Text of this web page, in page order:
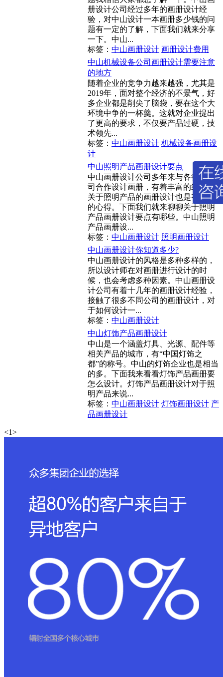
册设计公司经过多年的画册设计经
验，对中山设计一本画册多少钱的问
题有一定的了解，下面我们就来分享
一下。中山...
标签： 中山画册设计 画册设计费用
中山机械设备公司画册设计需要注意
的地方
随着企业的竞争力越来越强，尤其是
2019年，面对整个经济的不景气，好
多企业都是削尖了脑袋，要在这个大
环境中争的一杯羹。这就对企业提出
了更高的要求，不仅要产品过硬，技
术领先...
标签： 中山画册设计 机械设备画册设
计
中山照明产品画册设计要点
中山画册设计公司多年来与各行业公
司合作设计画册，有着丰富的经验。
关于照明产品的画册设计也是有一定
的心得。下面我们就来聊聊关于照明
产品画册设计要点有哪些。中山照明
产品画册设...
标签： 中山画册设计 照明画册设计
中山画册设计你知道多少?
中山画册设计的风格是多种多样的，
所以设计师在对画册进行设计的时
候，也会考虑多种因素。中山画册设
计公司有着十几年的画册设计经验，
接触了很多不同公司的画册设计，对
于如何设计一...
标签： 中山画册设计
中山灯饰产品画册设计
中山是一个涵盖灯具、光源、配件等
相关产品的城市，有“中国灯饰之
都”的称号。中山的灯饰企业也是相当
的多。下面我来看看灯饰产品画册要
怎么设计。灯饰产品画册设计对于照
明产品来说...
标签： 中山画册设计 灯饰画册设计 产
品画册设计
<1>